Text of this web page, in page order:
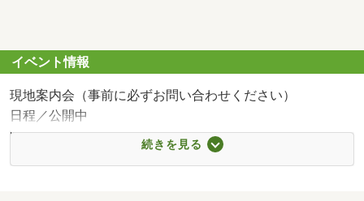
イベント情報
現地案内会（事前に必ずお問い合わせください）
日程／公開中
時間／9:00～20:00
現地見学会（事前に必ずお問い合わせください）
続きを見る